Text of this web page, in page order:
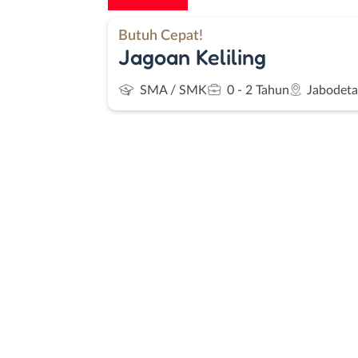
Butuh Cepat!
Jagoan Keliling
SMA / SMK 0 - 2 Tahun